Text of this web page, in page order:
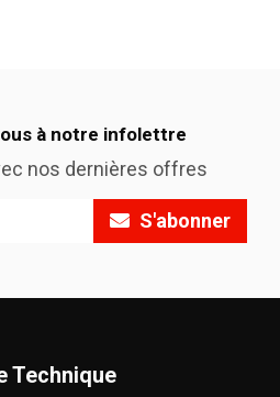
à notre infolettre
nos dernières offres
S'abonner
Technique